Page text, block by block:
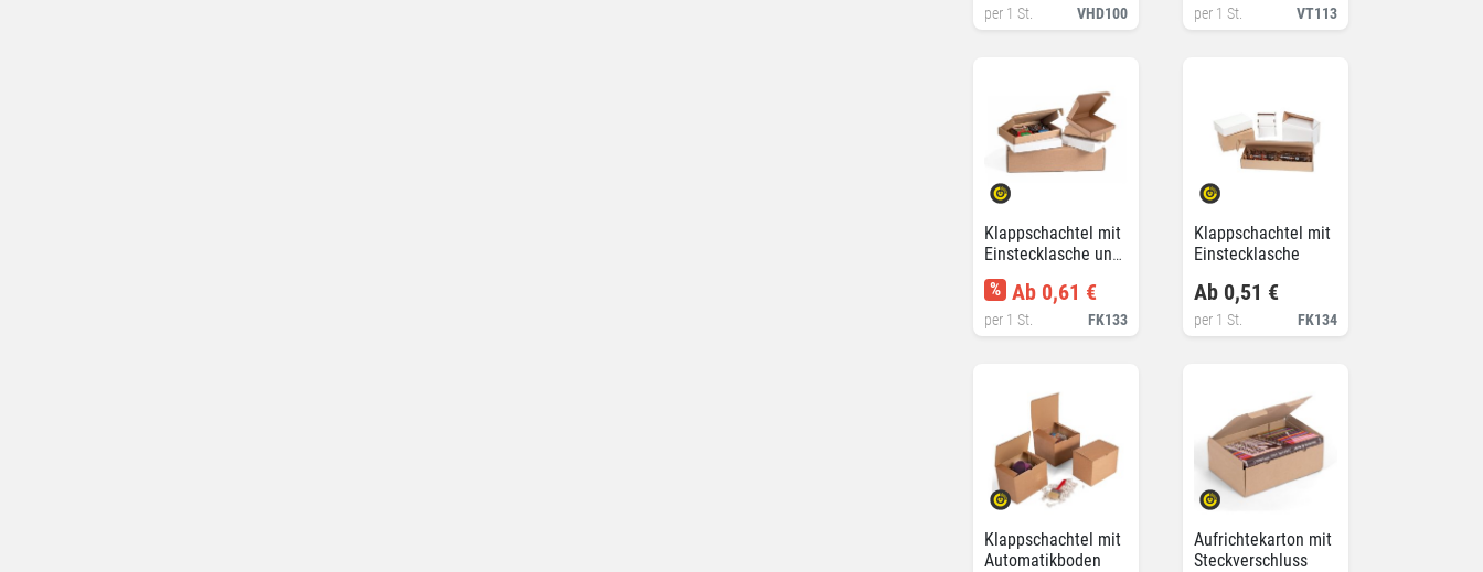
VHD100
per 1 St. VT113
per 1 St.
Klappschachtel mit
Einstecklasche und
Seitenklappen
FK133
% Ab 0,61 €
per 1 St.
Klappschachtel mit
Einstecklasche
FK134
Ab 0,51 €
per 1 St.
Klappschachtel mit
Automatikboden
Aufrichtekarton mit
Steckverschluss